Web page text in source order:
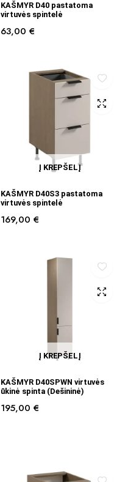
KAŠMYR D40 pastatoma
virtuvės spintelė
63,00 €
Į KREPŠELĮ
KAŠMYR D40S3 pastatoma
virtuvės spintelė
169,00 €
Į KREPŠELĮ
KAŠMYR D40SPWN virtuvės
ūkinė spinta (Dešininė)
195,00 €